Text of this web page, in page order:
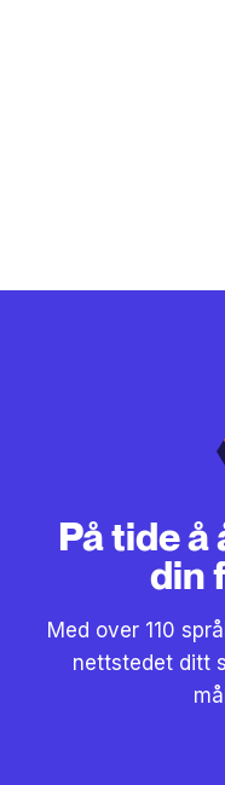
På tide
din
Med over 110
nettstedet ditt